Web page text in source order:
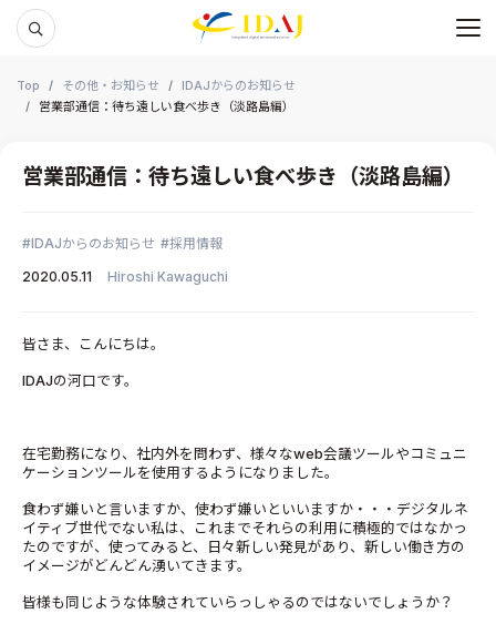
メ
Top その他・お知らせ
IDAJからのお知らせ
営業部通信：待ち遠しい食べ歩き（淡路島編）
営業部通信：待ち遠しい食べ歩き（淡路島編）
IDAJからのお知らせ
採用情報
2020.05.11
Hiroshi Kawaguchi
皆さま、こんにちは。
IDAJの河口です。
在宅勤務になり、社内外を問わず、様々なweb会議ツールやコミュニ
ケーションツールを使用するようになりました。
食わず嫌いと言いますか、使わず嫌いといいますか・・・デジタルネ
イティブ世代でない私は、これまでそれらの利用に積極的ではなかっ
たのですが、使ってみると、日々新しい発見があり、新しい働き方の
イメージがどんどん湧いてきます。
皆様も同じような体験されていらっしゃるのではないでしょうか？